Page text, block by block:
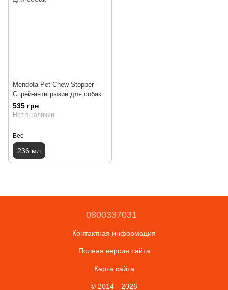
Mendota Pet Chew Stopper -
Спрей-антигрызин для собак
535 грн
Нет в наличии
Вес
236 мл
0800337031
Контактная информация
Полная версия сайта
Карта сайта
© 2014—2026